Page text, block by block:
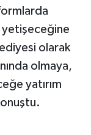
yetişeceğine
olarak
olmaya,
yatırım